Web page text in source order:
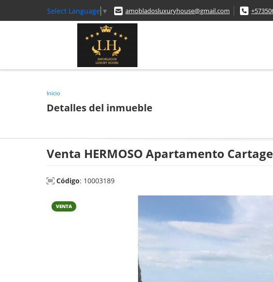
Select Language ▼ amobladosluxuryhouse@gmail.com
Inicio
Detalles del inmueble
Venta HERMOSO Apartamento
Código: 10003189
VENTA